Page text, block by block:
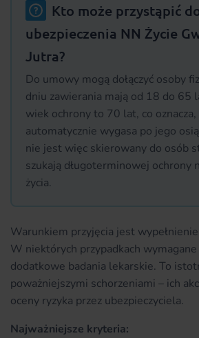
Kto może przystąpić
ubezpieczenia NN Życie
Jutra?
Do umowy mogą dołączyć osoby
dniu zawierania mają od 18 do 65
wiek ochrony to 70 lat, co
automatycznie wygasa po jego
nie jest więc skierowany do osób
szukają długoterminowej ochrony
życia.
Warunkiem przyjęcia jest
W niektórych przypadkach
dodatkowe badania lekarskie. To
poważniejszymi schorzeniami – ich
oceny ryzyka przez ubezpieczyciela.
Najważniejsze kryteria: